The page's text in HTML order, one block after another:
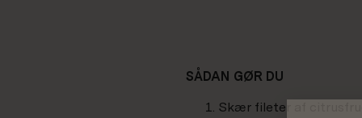
SÅDAN GØR DU
Skær fileter af